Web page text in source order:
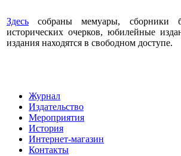
Здесь собраны мемуары, сборники
исторических очерков, юбилейные
издания находятся в свободном доступе.
Журнал
Издательство
Мероприятия
История
Интернет-магазин
Контакты